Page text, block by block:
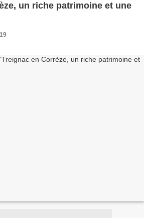
un riche patrimoine et une